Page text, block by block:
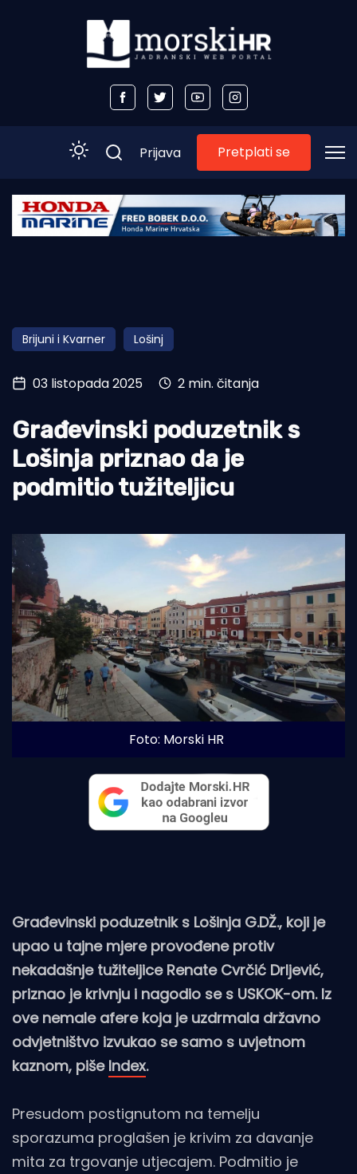
Početna
Obala
Otoci
Turizam i nautika
Pomorstvo
Ribolov
Ekologija
Prijava Pretplati se
Brijuni i Kvarner Lošinj
03 listopada 2025 2 min. čitanja
Građevinski poduzetnik s
Lošinja priznao da je
podmitio tužiteljicu
Foto: Morski HR
Građevinski poduzetnik s Lošinja G.DŽ., koji je
upao u tajne mjere provođene protiv
nekadašnje tužiteljice Renate Cvrčić Drljević,
priznao je krivnju i nagodio se s USKOK-om. Iz
ove nemale afere koja je uzdrmala državno
odvjetništvo izvukao se samo s uvjetnom
kaznom, piše Index.
Presudom postignutom na temelju
sporazuma proglašen je krivim za davanje
mita za trgovanje utjecajem. Podmitio je